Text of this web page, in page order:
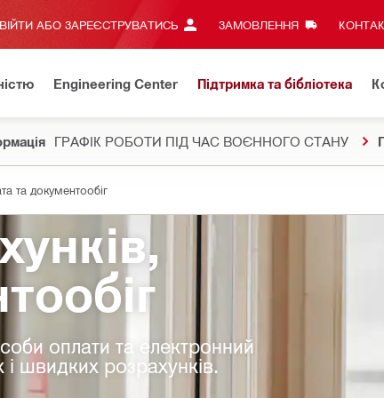
АБО ЗАРЕЄСТРУВАТИСЬ ЗАМОВЛЕННЯ
Engineering Center Підтримка та бібліотека
ГРАФІК РОБОТИ ПІД ЧАС ВОЄННОГО СТАНУ
та документообіг
оплати та електронний
швидких розрахунків.